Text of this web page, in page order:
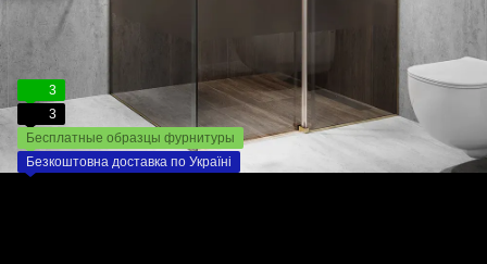
3
3
Бесплатные образцы фурнитуры
Безкоштовна доставка по Україні